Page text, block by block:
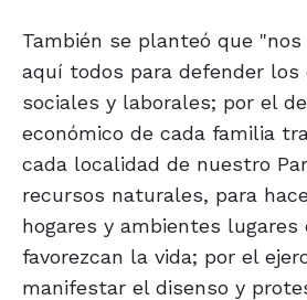
También se planteó que
aquí todos para defender los
sociales y laborales; por el
económico de cada familia
cada localidad de nuestro
recursos naturales, para
hogares y ambientes
favorezcan la vida; por el
manifestar el disenso y